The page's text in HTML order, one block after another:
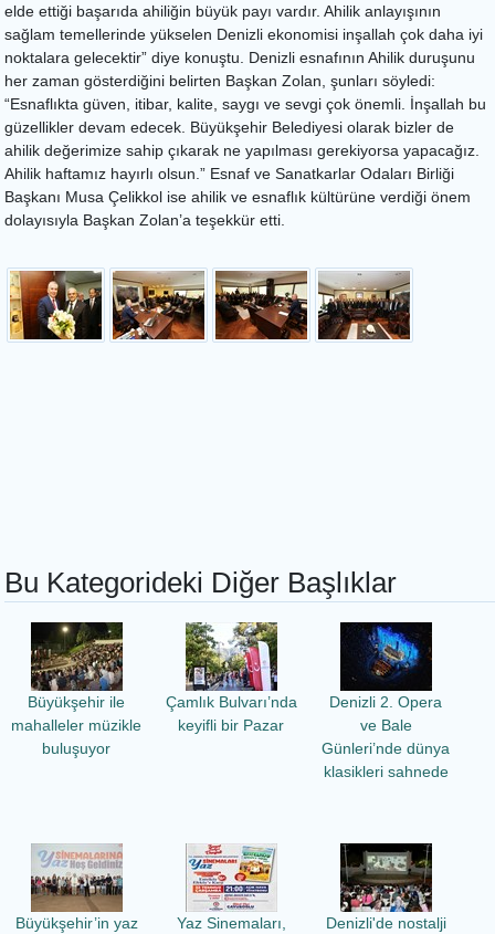
elde ettiği başarıda ahiliğin büyük payı vardır. Ahilik anlayışının
sağlam temellerinde yükselen Denizli ekonomisi inşallah çok daha iyi
noktalara gelecektir” diye konuştu. Denizli esnafının Ahilik duruşunu
her zaman gösterdiğini belirten Başkan Zolan, şunları söyledi:
“Esnaflıkta güven, itibar, kalite, saygı ve sevgi çok önemli. İnşallah bu
güzellikler devam edecek. Büyükşehir Belediyesi olarak bizler de
ahilik değerimize sahip çıkarak ne yapılması gerekiyorsa yapacağız.
Ahilik haftamız hayırlı olsun.” Esnaf ve Sanatkarlar Odaları Birliği
Başkanı Musa Çelikkol ise ahilik ve esnaflık kültürüne verdiği önem
dolayısıyla Başkan Zolan’a teşekkür etti.
Bu Kategorideki Diğer Başlıklar
Büyükşehir ile
mahalleler müzikle
buluşuyor
Çamlık Bulvarı’nda
keyifli bir Pazar
Denizli 2. Opera
ve Bale
Günleri’nde dünya
klasikleri sahnede
Büyükşehir’in yaz
Yaz Sinemaları,
Denizli'de nostalji